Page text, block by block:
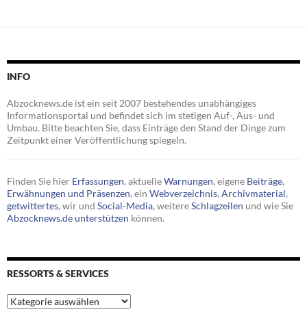
INFO
Abzocknews.de ist ein seit 2007 bestehendes unabhängiges
Informationsportal und befindet sich im stetigen Auf-, Aus- und
Umbau. Bitte beachten Sie, dass Einträge den Stand der Dinge zum
Zeitpunkt einer Veröffentlichung spiegeln.
Finden Sie hier Erfassungen, aktuelleWarnungen, eigene Beiträge,
Erwähnungen und Präsenzen, ein Webverzeichnis, Archivmaterial,
getwittertes, wir und Social-Media, weitereSchlagzeilen und wie Sie
Abzocknews.de unterstützen können.
RESSORTS & SERVICES
Ressorts
&